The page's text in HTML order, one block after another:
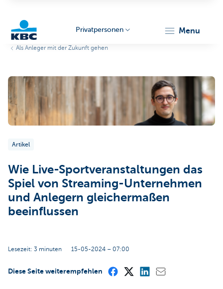
Particulieren
Privatpersonen menu
Als Anleger mit der Zukunft gehen
Artikel
Wie Live-Sportveranstaltungen das
Spiel von Streaming-Unternehmen
und Anlegern gleichermaßen
beeinflussen
Lesezeit: 3 minuten 15-05-2024 – 07:00
Diese Seite weiterempfehlen